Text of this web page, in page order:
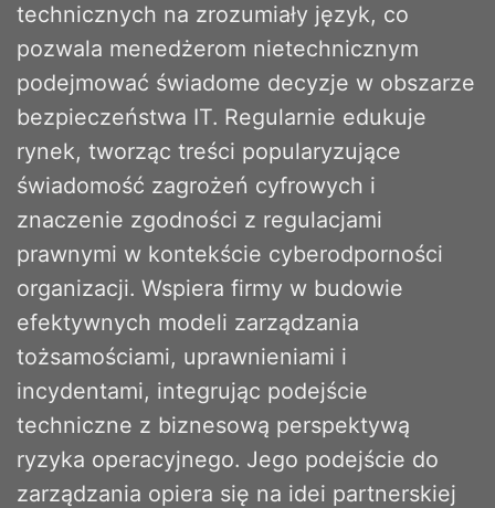
technicznych na zrozumiały język, co
pozwala menedżerom nietechnicznym
podejmować świadome decyzje w obszarze
bezpieczeństwa IT. Regularnie edukuje
rynek, tworząc treści popularyzujące
świadomość zagrożeń cyfrowych i
znaczenie zgodności z regulacjami
prawnymi w kontekście cyberodporności
organizacji. Wspiera firmy w budowie
efektywnych modeli zarządzania
tożsamościami, uprawnieniami i
incydentami, integrując podejście
techniczne z biznesową perspektywą
ryzyka operacyjnego. Jego podejście do
zarządzania opiera się na idei partnerskiej